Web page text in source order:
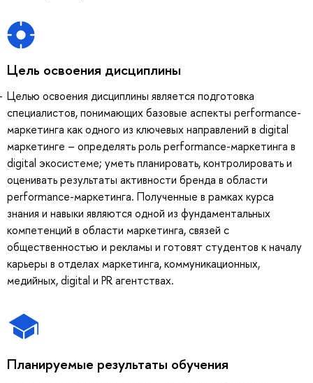
Цель освоения дисциплины
Целью освоения дисциплины является подготовка
специалистов, понимающих базовые аспекты performance-
маркетинга как одного из ключевых направлений в digital
маркетинге – определять роль performance-маркетинга в
digital экосистеме; уметь планировать, контролировать и
оценивать результаты активности бренда в области
performance-маркетинга. Полученные в рамках курса
знания и навыки являются одной из фундаментальных
компетенций в области маркетинга, связей с
общественностью и рекламы и готовят студентов к началу
карьеры в отделах маркетинга, коммуникационных,
медийных, digital и PR агентствах.
Планируемые результаты обучения